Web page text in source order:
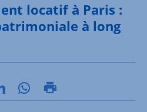
locatif à Paris :
à long